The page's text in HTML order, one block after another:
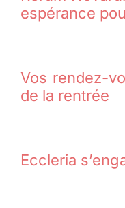
espérance
Vos rendez-
de la rentrée
Eccleria